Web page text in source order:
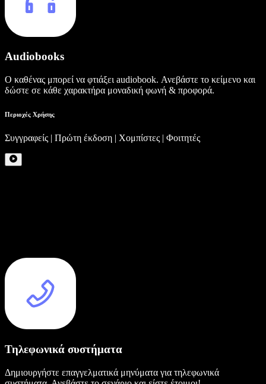
Audiobooks
Ο καθένας μπορεί να φτιάξει audiobook. Ανεβάστε το κείμενο και
δώστε σε κάθε χαρακτήρα μοναδική φωνή & προφορά.
Περιοχές Χρήσης
Συγγραφείς | Πρώτη έκδοση | Χομπίστες | Φοιτητές
Τηλεφωνικά συστήματα
Δημιουργήστε επαγγελματικά μηνύματα για τηλεφωνικά